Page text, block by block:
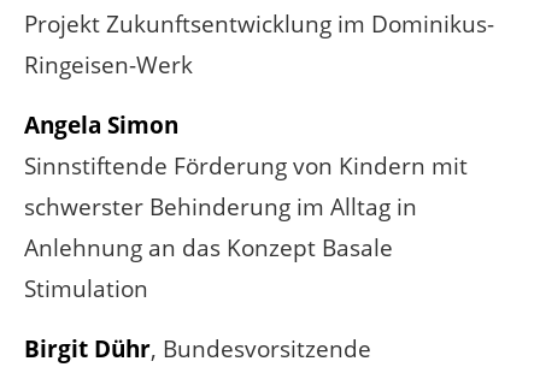
Projekt Zukunftsentwicklung im Dominikus-
Ringeisen-Werk
Angela Simon
Sinnstiftende Förderung von Kindern mit
schwerster Behinderung im Alltag in
Anlehnung an das Konzept Basale
Stimulation
Birgit Dühr, Bundesvorsitzende